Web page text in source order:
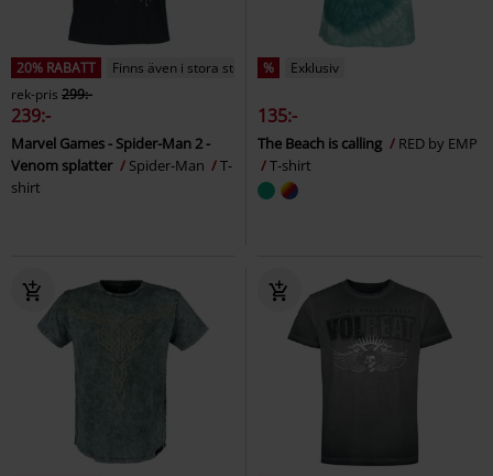
20% RABATT
Finns även i stora storlekar
rek-pris 299:-
239:-
Marvel Games - Spider-Man 2 -
Venom splatter
Spider-Man
T-
shirt
% Exklusiv
135:-
The Beach is calling
RED by EMP
T-shirt